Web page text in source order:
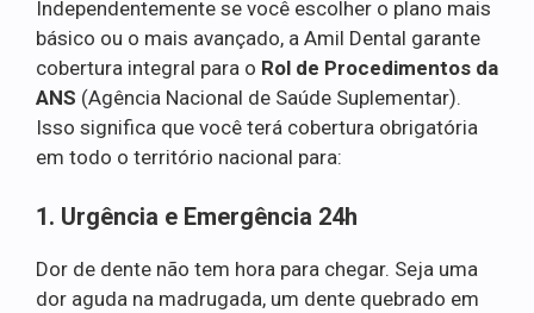
Independentemente se você escolher o plano mais
básico ou o mais avançado, a Amil Dental garante
cobertura integral para o Rol de Procedimentos da
ANS (Agência Nacional de Saúde Suplementar).
Isso significa que você terá cobertura obrigatória
em todo o território nacional para:
1. Urgência e Emergência 24h
Dor de dente não tem hora para chegar. Seja uma
dor aguda na madrugada, um dente quebrado em